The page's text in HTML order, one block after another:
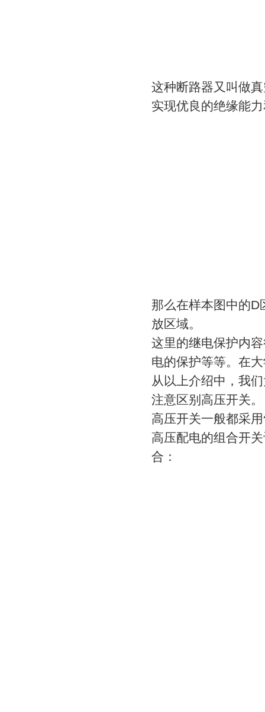
这种断路器又叫做
实现优良的绝缘能
那么在样本图中的
放区域。
这里的继电保护内
电的保护等等。在
从以上介绍中，我
注意区别高压开关。
高压开关一般都采
高压配电的组合开
合：